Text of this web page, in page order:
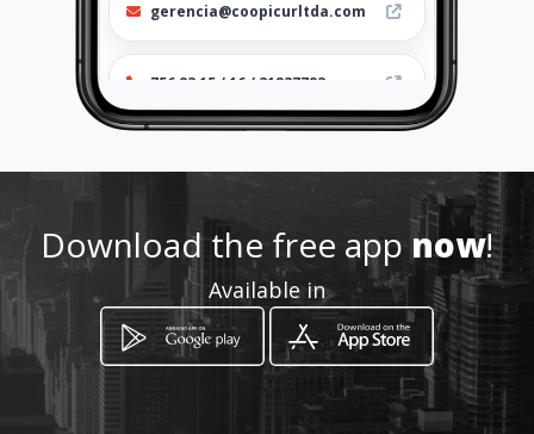
gerencia@coopicurltda.com
756 83 15 / 16 / 31237723
How to get
Download the free appnow!
Available in